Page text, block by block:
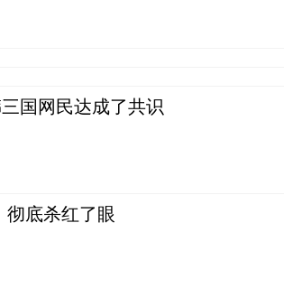
国网民达成了共识
彻底杀红了眼